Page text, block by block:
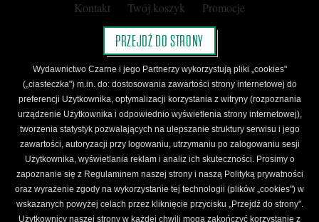
Kontakt Twój koszyk
Promocje
Kup kartę podarunkową
Nota prawna
Regulamin
Polityka prywatności
Regulamin Klubu Czarnego
Regulamin Karty Podarunkowej
ŚLEDŹ CZARNE
Facebook YouTube Instagram Newsletter
PRZEJDŹ DO STRONY
Wydawnictwo Czarne i jego Partnerzy wykorzystują pliki „cookies"
(„ciasteczka") m.in. do: dostosowania zawartości strony internetowej do
preferencji Użytkownika, optymalizacji korzystania z witryny (rozpoznania
urządzenie Użytkownika i odpowiednio wyświetlenia strony internetowej),
tworzenia statystyk pozwalających na ulepszanie struktury serwisu i jego
zawartości, autoryzacji przy logowaniu, utrzymaniu po zalogowaniu sesji
Użytkownika, wyświetlania reklam i analiz ich skuteczności. Prosimy o
zapoznanie się z Regulaminem naszej strony i naszą Polityką prywatności
oraz wyrażenie zgody na wykorzystanie tej technologii (plików „cookies") w
wskazanych powyżej celach przez kliknięcie przycisku „Przejdź do strony".
Użytkownicy naszej strony w każdej chwili mogą zakończyć korzystanie z